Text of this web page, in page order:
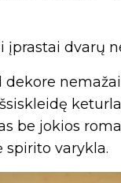
įprastai dvarų
dekore
be jokios
spirito varykla.